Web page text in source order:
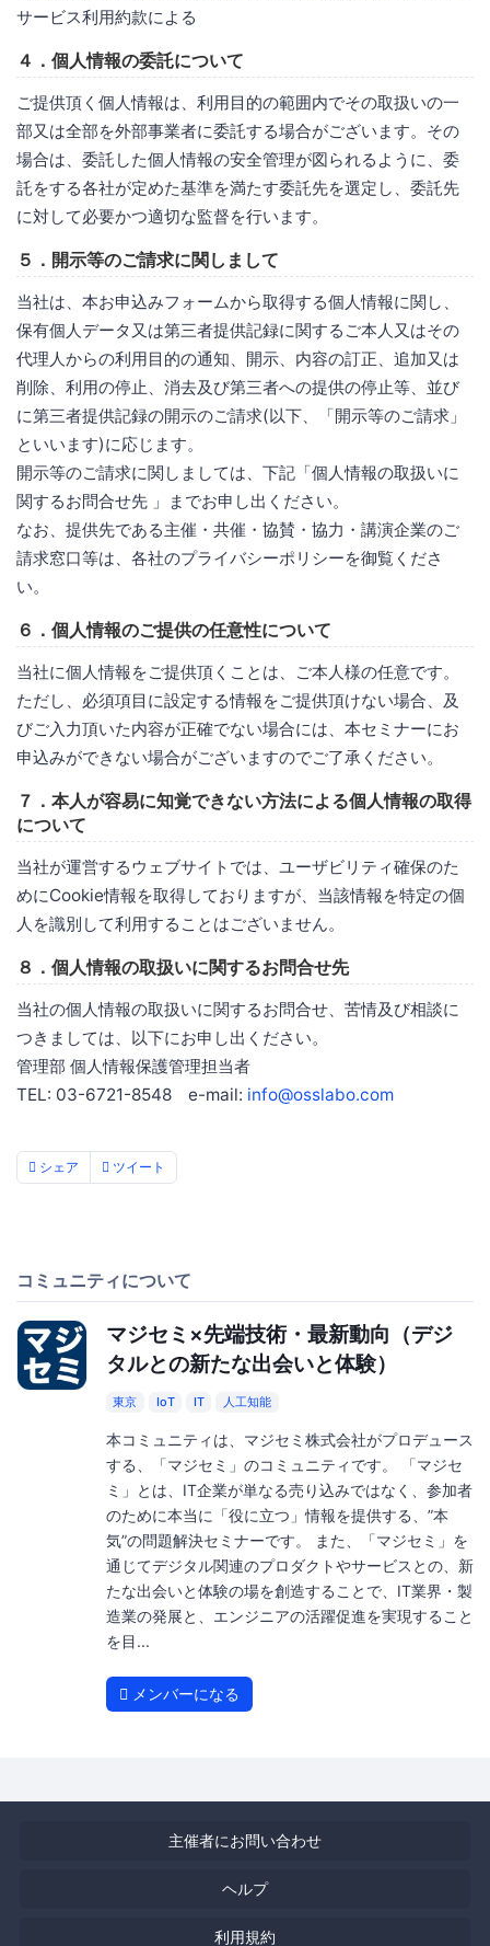
サービス利用約款による
４．個人情報の委託について
ご提供頂く個人情報は、利用目的の範囲内でその取扱いの一
部又は全部を外部事業者に委託する場合がございます。その
場合は、委託した個人情報の安全管理が図られるように、委
託をする各社が定めた基準を満たす委託先を選定し、委託先
に対して必要かつ適切な監督を行います。
５．開示等のご請求に関しまして
当社は、本お申込みフォームから取得する個人情報に関し、
保有個人データ又は第三者提供記録に関するご本人又はその
代理人からの利用目的の通知、開示、内容の訂正、追加又は
削除、利用の停止、消去及び第三者への提供の停止等、並び
に第三者提供記録の開示のご請求(以下、「開示等のご請求」
といいます)に応じます。
開示等のご請求に関しましては、下記「個人情報の取扱いに
関するお問合せ先 」までお申し出ください。
なお、提供先である主催・共催・協賛・協力・講演企業のご
請求窓口等は、各社のプライバシーポリシーを御覧くださ
い。
６．個人情報のご提供の任意性について
当社に個人情報をご提供頂くことは、ご本人様の任意です。
ただし、必須項目に設定する情報をご提供頂けない場合、及
びご入力頂いた内容が正確でない場合には、本セミナーにお
申込みができない場合がございますのでご了承ください。
７．本人が容易に知覚できない方法による個人情報の取得
について
当社が運営するウェブサイトでは、ユーザビリティ確保のた
めにCookie情報を取得しておりますが、当該情報を特定の個
人を識別して利用することはございません。
８．個人情報の取扱いに関するお問合せ先
当社の個人情報の取扱いに関するお問合せ、苦情及び相談に
つきましては、以下にお申し出ください。
管理部 個人情報保護管理担当者
TEL: 03-6721-8548 e-mail: info@osslabo.com
シェア ツイート
コミュニティについて
マジセミ×先端技術・最新動向（デジ
タルとの新たな出会いと体験）
東京 IoT IT 人工知能
本コミュニティは、マジセミ株式会社がプロデュース
する、「マジセミ」のコミュニティです。 「マジセ
ミ」とは、IT企業が単なる売り込みではなく、参加者
のために本当に「役に立つ」情報を提供する、”本
気”の問題解決セミナーです。 また、「マジセミ」を
通じてデジタル関連のプロダクトやサービスとの、新
たな出会いと体験の場を創造することで、IT業界・製
造業の発展と、エンジニアの活躍促進を実現すること
を目...
メンバーになる
主催者にお問い合わせ
ヘルプ
利用規約